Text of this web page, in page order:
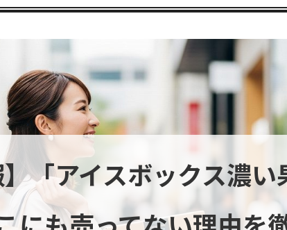
】「アイスボックス濃